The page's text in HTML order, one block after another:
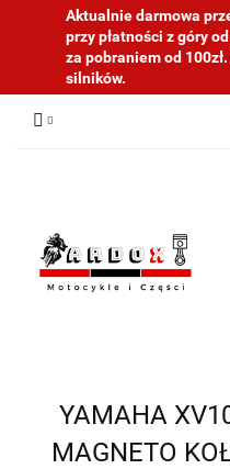
Aktualnie darmowa
przy płatności z góry
za pobraniem od
silników.
YAMAHA
MAGNETO